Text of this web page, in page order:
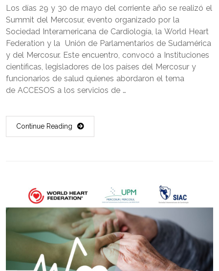
Los días 29 y 30 de mayo del corriente año se realizó el
Summit del Mercosur, evento organizado por la
Sociedad Interamericana de Cardiología, la World Heart
Federation y la Unión de Parlamentarios de Sudamérica
y del Mercosur. Este encuentro, convocó a Instituciones
científicas, legisladores de los países del Mercosur y
funcionarios de salud quienes abordaron el tema
de ACCESOS a los servicios de …
Continue Reading